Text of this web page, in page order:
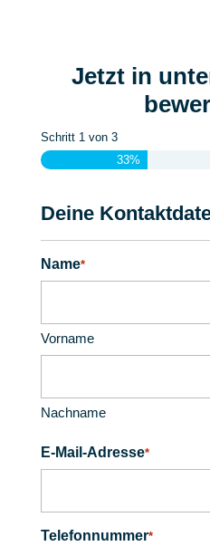
Jetzt in
Schritt 1 von 3
33%
Deine
Name*
Vorname
Nachname
E-Mail-Adresse*
Telefonnummer*